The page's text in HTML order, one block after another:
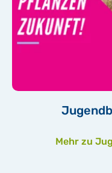
Mehr zu